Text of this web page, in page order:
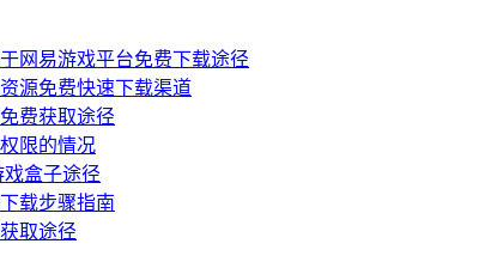
网易游戏平台免费下载途径
源免费快速下载渠道
费获取途径
限的情况
戏盒子途径
载步骤指南
取途径